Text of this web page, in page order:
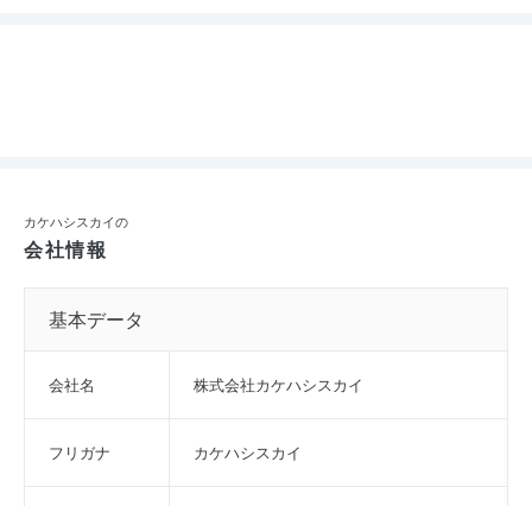
カケハシスカイの
会社情報
基本データ
会社名 株式会社カケハシスカイ
フリガナ カケハシスカイ